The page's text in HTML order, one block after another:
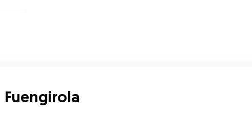
Fuengirola